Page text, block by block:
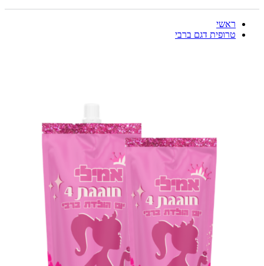
ראשי
טרופית דגם ברבי